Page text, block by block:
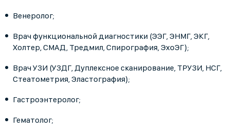
Венеролог;
Врач функциональной диагностики (ЭЭГ, ЭНМГ, ЭКГ,
Холтер, СМАД, Тредмил, Спирография, ЭхоЭГ);
Врач УЗИ (УЗДГ, Дуплексное сканирование, ТРУЗИ, НСГ,
Стеатометрия, Эластография);
Гастроэнтеролог;
Гематолог;